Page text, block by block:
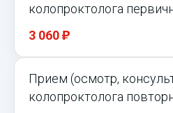
колопроктолога
3 060)
Прием (осмотр,
колопроктолога